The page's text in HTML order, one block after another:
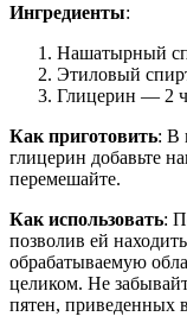
Ингредиенты:
Нашатырный
Этиловый
Глицерин — 2
Как приготовить: В
глицерин добавьте
перемешайте.
Как использовать:
позволив ей
обрабатываемую
целиком. Не
пятен, приведенных